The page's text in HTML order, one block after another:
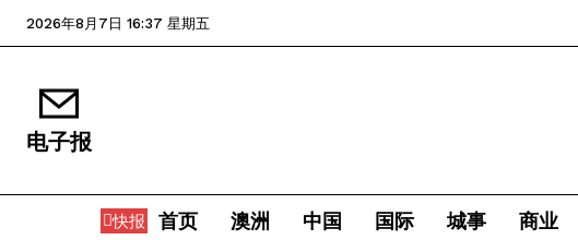
2026年8月7日 16:37 星期五
电子报
快报 首页 澳洲 中国 国际 城事 商业